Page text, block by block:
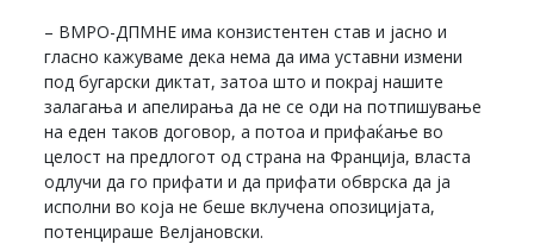
– ВМРО-ДПМНЕ има конзистентен став и јасно и
гласно кажуваме дека нема да има уставни измени
под бугарски диктат, затоа што и покрај нашите
залагања и апелирања да не се оди на потпишување
на еден таков договор, а потоа и прифаќање во
целост на предлогот од страна на Франција, власта
одлучи да го прифати и да прифати обврска да ја
исполни во која не беше вклучена опозицијата,
потенцираше Велјановски.